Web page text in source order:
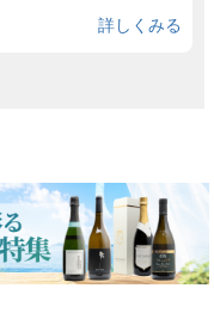
詳しくみる